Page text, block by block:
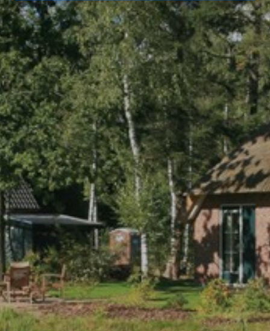
Noodzakelijk:
Noodzakelijke cookies helpen een website
bruikbaarder te maken, door basisfuncties als
paginanavigatie en toegang tot beveiligde
gedeelten van de website mogelijk te maken.
Zonder deze cookies kan de website niet naar
behoren werken.
Marketing:
Deze site gebruikt cookies en Google
technologieën om het siteverkeer te analyseren.
Het doel van marketingcookies is advertenties
weergeven die zijn afgestemd op en relevant zijn
voor de individuele gebruiker. Deze advertenties
worden zo waardevoller voor uitgevers en externe
adverteerders.